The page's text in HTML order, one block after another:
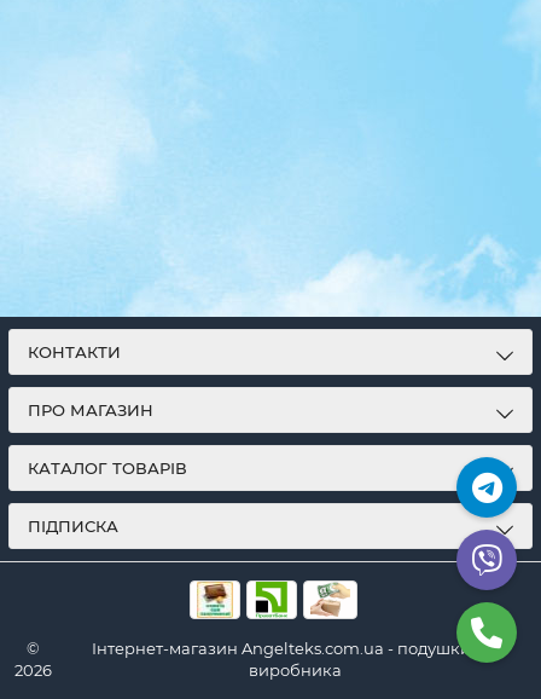
КОНТАКТИ
ПРО МАГАЗИН
КАТАЛОГ ТОВАРІВ
ПІДПИСКА
©
2026
Інтернет-магазин Angelteks.com.ua - подушки від
виробника